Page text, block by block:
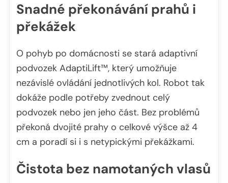
Snadné překonávání prahů i
překážek
O pohyb po domácnosti se stará adaptivní
podvozek AdaptiLift™, který umožňuje
nezávislé ovládání jednotlivých kol. Robot tak
dokáže podle potřeby zvednout celý
podvozek nebo jen jeho část. Bez problémů
překoná dvojité prahy o celkové výšce až 4
cm a poradí si i s netypickými překážkami.
Čistota bez namotaných vlasů